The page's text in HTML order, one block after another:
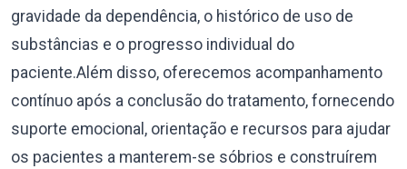
gravidade da dependência, o histórico de uso de
substâncias e o progresso individual do
paciente.Além disso, oferecemos acompanhamento
contínuo após a conclusão do tratamento, fornecendo
suporte emocional, orientação e recursos para ajudar
os pacientes a manterem-se sóbrios e construírem